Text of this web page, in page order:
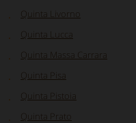
Quinta Livorno
Quinta Lucca
Quinta Massa Carrara
Quinta Pisa
Quinta Pistoia
Quinta Prato